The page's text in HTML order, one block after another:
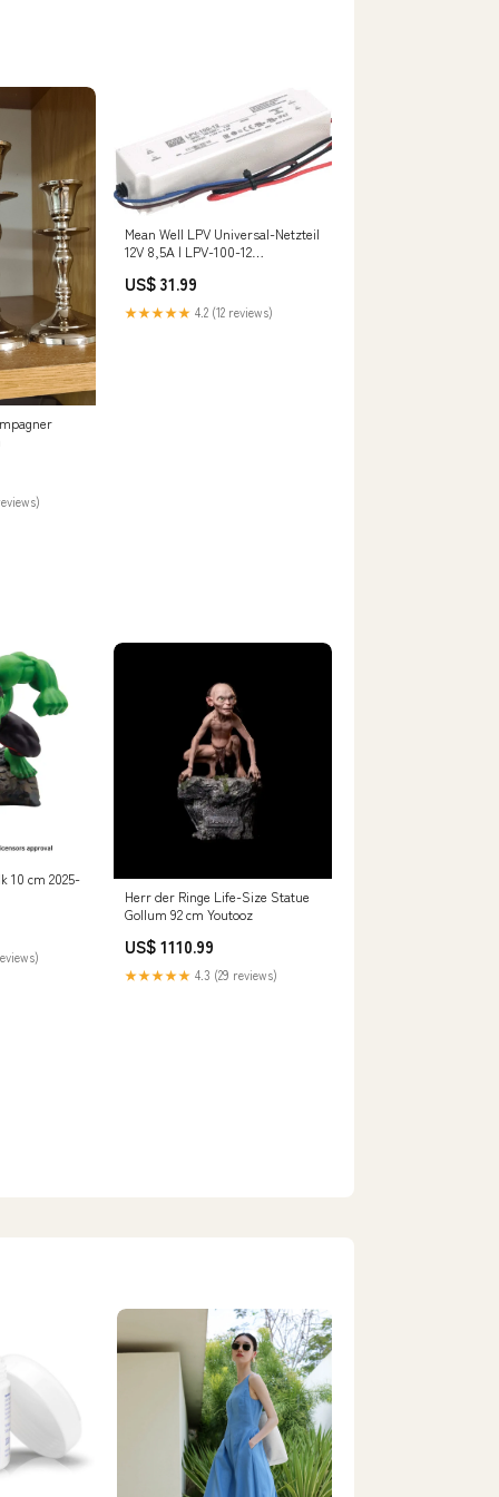
Mean Well LPV Universal-Netzteil
12V 8,5A | LPV-100-12
tools/Thread/Tap and
die/Holder and stock/Tap
Wrench
US$ 31.99
★★★★★ 4.2 (12 reviews)
10 cm 2025-
Herr der Ringe Life-Size Statue
Gollum 92 cm Youtooz
US$ 1110.99
★★★★★ 4.3 (29 reviews)